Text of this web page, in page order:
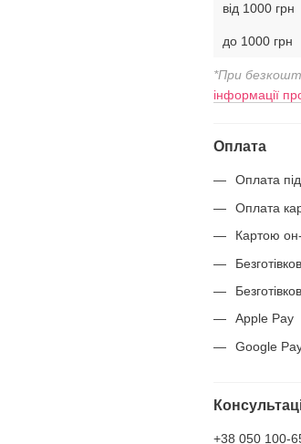
від 1000 грн
до 1000 грн
*При
інформації
Оплата
Оплата
Оплата
Картою
Apple Pay
Google
+38 050 100-